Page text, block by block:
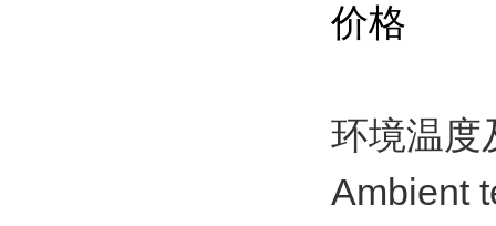
价格
环境温度
Ambient